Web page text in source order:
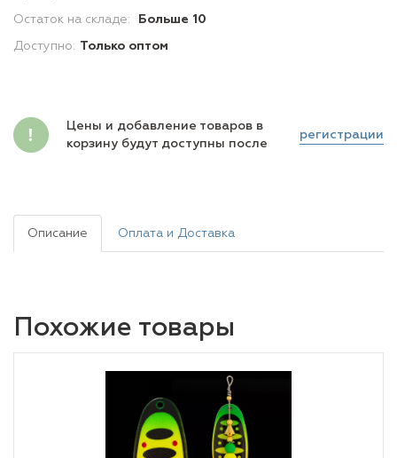
Остаток на складе: Больше 10
Доступно: Только оптом
Цены и добавление товаров в
корзину будут доступны после
регистрации
Описание Оплата и Доставка
Похожие товары